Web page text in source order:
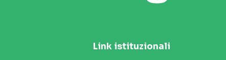
Link istituzionali